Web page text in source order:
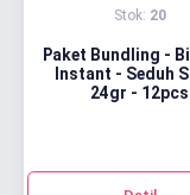
Stok: 20
Paket Bundling -
Instant - Seduh
24gr - 12pcs